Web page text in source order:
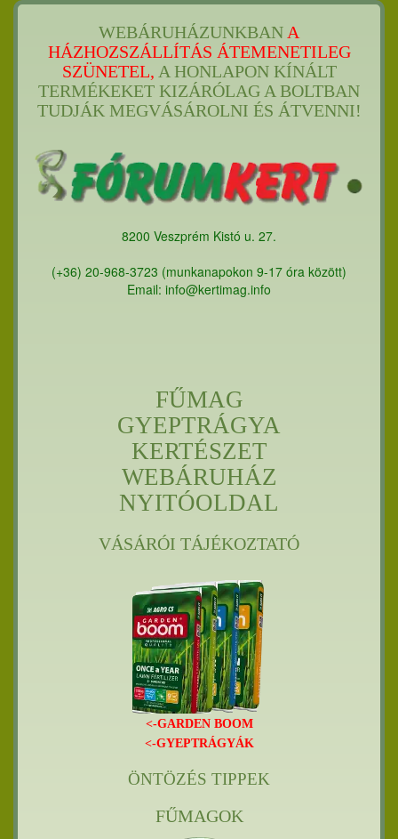
WEBÁRUHÁZUNKBAN A
HÁZHOZSZÁLLÍTÁS ÁTEMENETILEG
SZÜNETEL, A HONLAPON KÍNÁLT
TERMÉKEKET KIZÁRÓLAG A BOLTBAN
TUDJÁK MEGVÁSÁROLNI ÉS ÁTVENNI!
8200 Veszprém Kistó u. 27.
(+36) 20-968-3723 (munkanapokon 9-17 óra között)
Email: info@kertimag.info
FŰMAG
GYEPTRÁGYA
KERTÉSZET
WEBÁRUHÁZ
NYITÓOLDAL
VÁSÁRÓI TÁJÉKOZTATÓ
<-GARDEN BOOM
<-GYEPTRÁGYÁK
ÖNTÖZÉS TIPPEK
FŰMAGOK